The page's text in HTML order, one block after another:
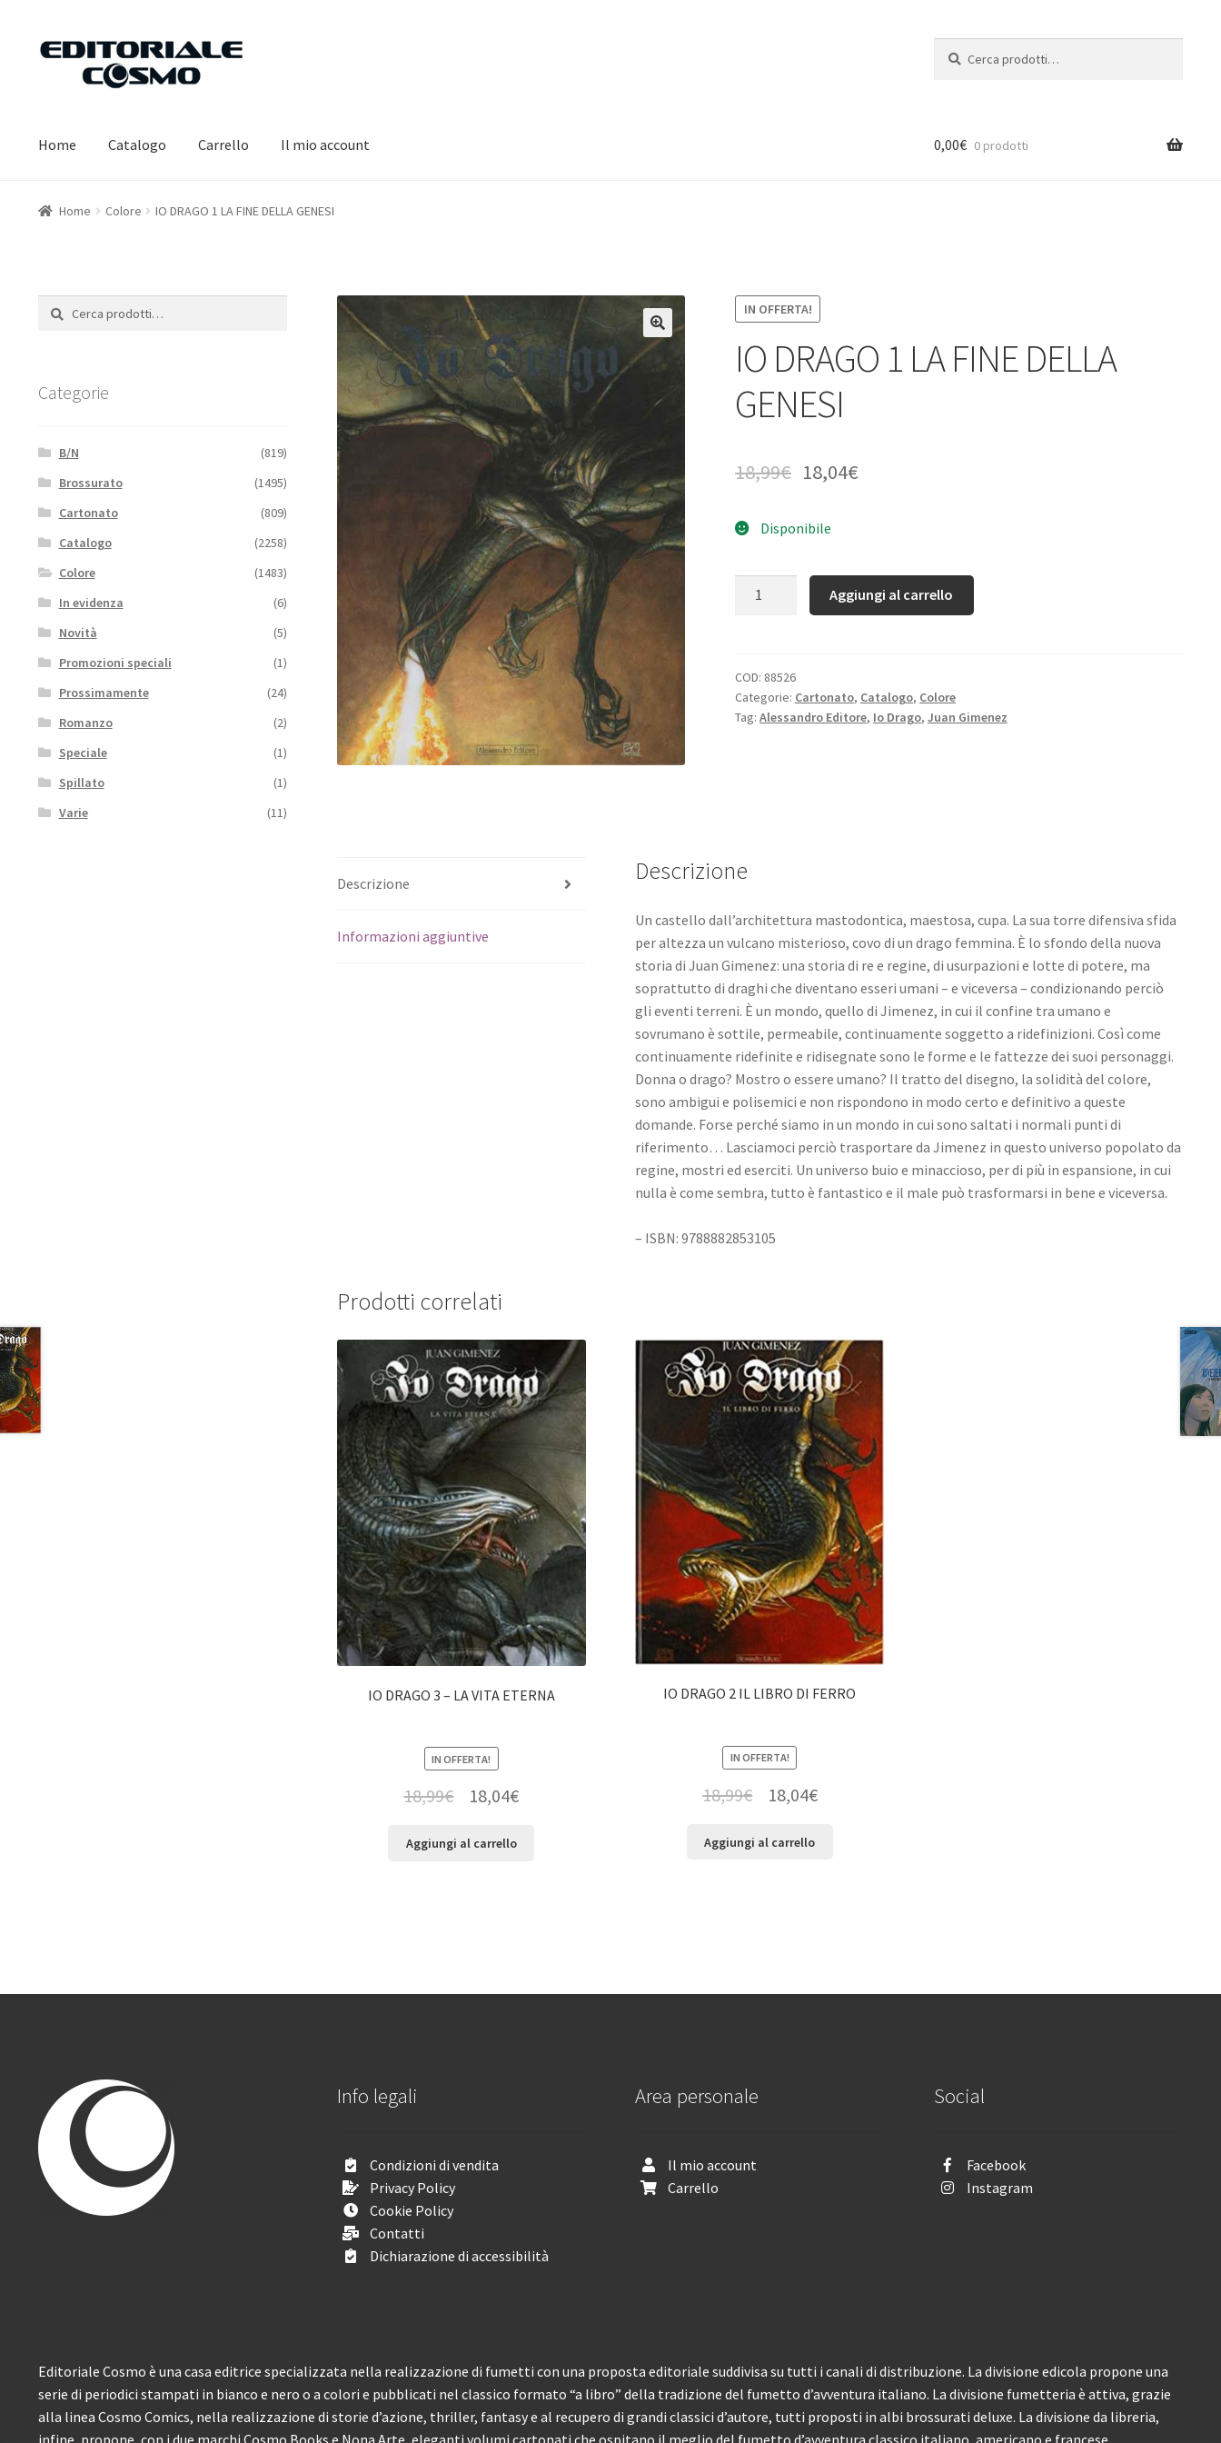
Vai
navigazione
Vai
Home Catalogo Carrello Il mio account 0,00€ 0 prodotti
Home Colore IO DRAGO 1 LA FINE DELLA GENESI
IN OFFERTA!
IO DRAGO 1 LA FINE DELLA
GENESI
18,99€ 18,04€
Disponibile
Aggiungi al carrello
COD: 88526
Categorie: Cartonato, Catalogo, Colore
Tag: Alessandro Editore, Io Drago, Juan Gimenez
Descrizione
Informazioni aggiuntive
Descrizione
Un castello dall’architettura mastodontica, maestosa, cupa. La sua torre difensiva sfida
per altezza un vulcano misterioso, covo di un drago femmina. È lo sfondo della nuova
storia di Juan Gimenez: una storia di re e regine, di usurpazioni e lotte di potere, ma
soprattutto di draghi che diventano esseri umani – e viceversa – condizionando perciò
gli eventi terreni. È un mondo, quello di Jimenez, in cui il confine tra umano e
sovrumano è sottile, permeabile, continuamente soggetto a ridefinizioni. Così come
continuamente ridefinite e ridisegnate sono le forme e le fattezze dei suoi personaggi.
Donna o drago? Mostro o essere umano? Il tratto del disegno, la solidità del colore,
sono ambigui e polisemici e non rispondono in modo certo e definitivo a queste
domande. Forse perché siamo in un mondo in cui sono saltati i normali punti di
riferimento… Lasciamoci perciò trasportare da Jimenez in questo universo popolato da
regine, mostri ed eserciti. Un universo buio e minaccioso, per di più in espansione, in cui
nulla è come sembra, tutto è fantastico e il male può trasformarsi in bene e viceversa.
– ISBN: 9788882853105
Prodotti correlati
IO DRAGO 3 – LA VITA ETERNA
IN OFFERTA!
18,99€ 18,04€
Aggiungi al carrello
IO DRAGO 2 IL LIBRO DI FERRO
IN OFFERTA!
18,99€ 18,04€
Aggiungi al carrello
Cerca:
Cerca
Categorie
B/N
(819)
Brossurato
(1495)
Cartonato
(809)
Catalogo
(2258)
Colore
(1483)
In evidenza
(6)
Novità
(5)
Promozioni speciali
(1)
Prossimamente
(24)
Romanzo
(2)
Speciale
(1)
Spillato
(1)
Varie
(11)
Info legali
Condizioni di vendita
Privacy Policy
Cookie Policy
Contatti
Dichiarazione di accessibilità
Area personale
Il mio account
Carrello
Social
Facebook
Instagram
Editoriale Cosmo è una casa editrice specializzata nella realizzazione di fumetti con una proposta editoriale suddivisa su tutti i canali di distribuzione. La divisione edicola propone una
serie di periodici stampati in bianco e nero o a colori e pubblicati nel classico formato “a libro” della tradizione del fumetto d’avventura italiano. La divisione fumetteria è attiva, grazie
alla linea Cosmo Comics, nella realizzazione di storie d’azione, thriller, fantasy e al recupero di grandi classici d’autore, tutti proposti in albi brossurati deluxe. La divisione da libreria,